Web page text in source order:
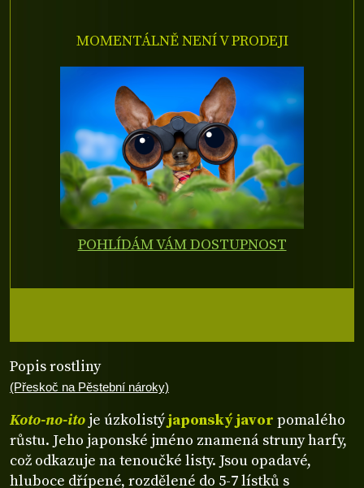
Popis rostliny
(Přeskoč na Pěstební nároky)
Koto-no-ito je úzkolistýjaponský javor pomalého
růstu. Jeho japonské jméno znamená struny harfy,
což odkazuje na tenoučké listy. Jsou opadavé,
hluboce dřípené, rozdělené do 5-7 lístků s
MOMENTÁLNĚ NENÍ V PRODEJI
POHLÍDÁM VÁM DOSTUPNOST